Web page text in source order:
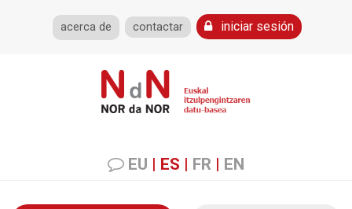
acerca de contactar iniciar sesión
EU | ES | FR | EN